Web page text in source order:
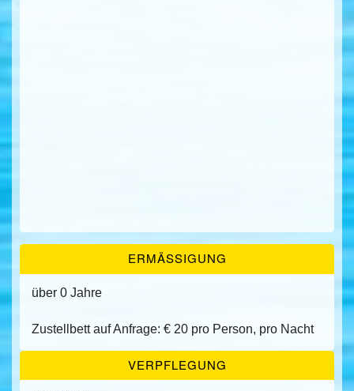
ERMÄSSIGUNG
über 0 Jahre
Zustellbett auf Anfrage: € 20 pro Person, pro Nacht
VERPFLEGUNG